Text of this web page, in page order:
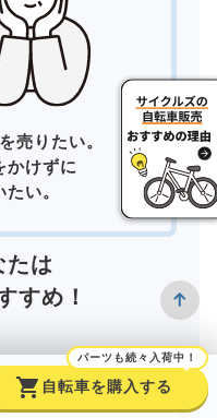
売りたい。
かけずに
い。
たは
すめ！
shopping_cart
パーツも続々入荷中！
自転車を購入する